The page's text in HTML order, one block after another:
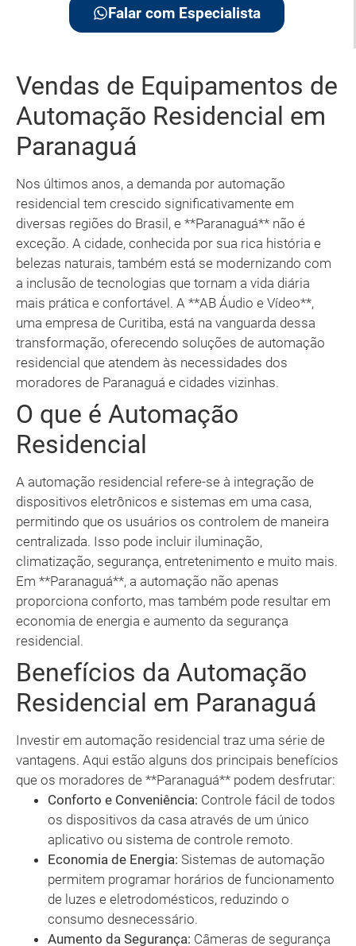
Falar com Especialista
Vendas de Equipamentos de
Automação Residencial em
Paranaguá
Nos últimos anos, a demanda por automação
residencial tem crescido significativamente em
diversas regiões do Brasil, e **Paranaguá** não é
exceção. A cidade, conhecida por sua rica história e
belezas naturais, também está se modernizando com
a inclusão de tecnologias que tornam a vida diária
mais prática e confortável. A **AB Áudio e Vídeo**,
uma empresa de Curitiba, está na vanguarda dessa
transformação, oferecendo soluções de automação
residencial que atendem às necessidades dos
moradores de Paranaguá e cidades vizinhas.
O que é Automação
Residencial
A automação residencial refere-se à integração de
dispositivos eletrônicos e sistemas em uma casa,
permitindo que os usuários os controlem de maneira
centralizada. Isso pode incluir iluminação,
climatização, segurança, entretenimento e muito mais.
Em **Paranaguá**, a automação não apenas
proporciona conforto, mas também pode resultar em
economia de energia e aumento da segurança
residencial.
Benefícios da Automação
Residencial em Paranaguá
Investir em automação residencial traz uma série de
vantagens. Aqui estão alguns dos principais benefícios
que os moradores de **Paranaguá** podem desfrutar:
Conforto e Conveniência: Controle fácil de todos
os dispositivos da casa através de um único
aplicativo ou sistema de controle remoto.
Economia de Energia: Sistemas de automação
permitem programar horários de funcionamento
de luzes e eletrodomésticos, reduzindo o
consumo desnecessário.
Aumento da Segurança: Câmeras de segurança